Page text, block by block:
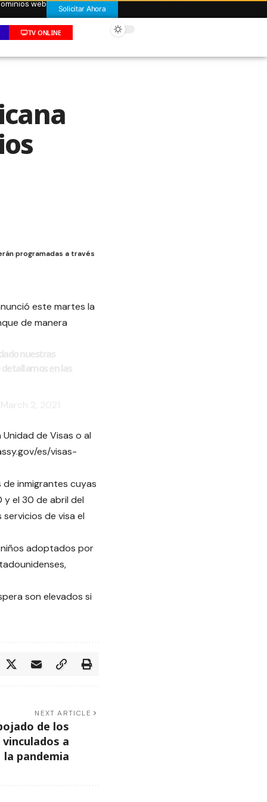
web Solicitar Ahora
TV ONLINE
programadas a través
este martes la
de manera
de Visas o al
es/visas-
inmigrantes cuyas
el 30 de abril del
de visa el
adoptados por
son elevados si
NEXT ARTICLE
de los
a
la pandemia